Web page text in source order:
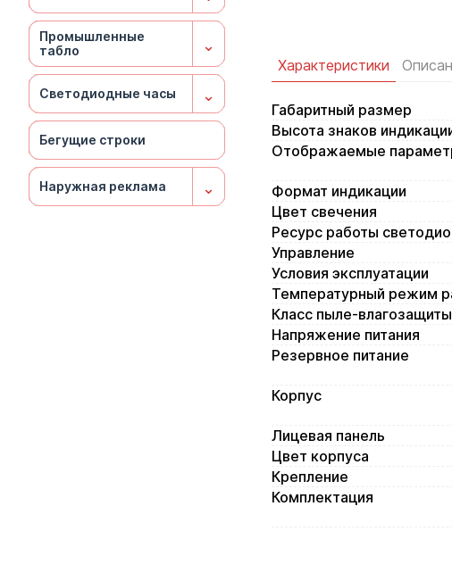
Промышленные
табло
⌄
Светодиодные часы ⌄
Бегущие строки
Наружная реклама ⌄
Промышленные
табло
⌄
Светодиодные часы ⌄
Бегущие строки
Наружная реклама ⌄
Промышленные
табло
⌄
Светодиодные часы ⌄
Бегущие строки
Наружная реклама ⌄
Промышленные
табло
⌄
Светодиодные часы ⌄
Бегущие строки
Наружная реклама ⌄
Промышленные
табло
⌄
Светодиодные часы ⌄
Бегущие строки
Наружная реклама ⌄
Характеристики
Габаритный размер
Высота знаков
Отображаемые
Формат индикации
Цвет свечения
Ресурс работы
Управление
Условия эксплуатации
Температурный режим
Класс пыле-
Напряжение питания
Резервное питание
Корпус
Лицевая панель
Цвет корпуса
Крепление
Комплектация